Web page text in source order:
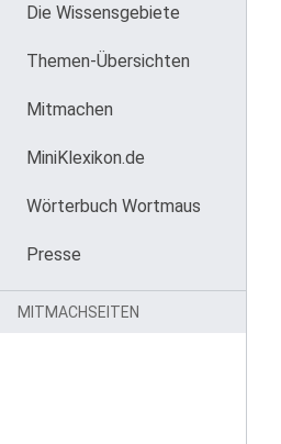
Die Wissensgebiete
Themen-Übersichten
Mitmachen
MiniKlexikon.de
Wörterbuch Wortmaus
Presse
MITMACHSEITEN